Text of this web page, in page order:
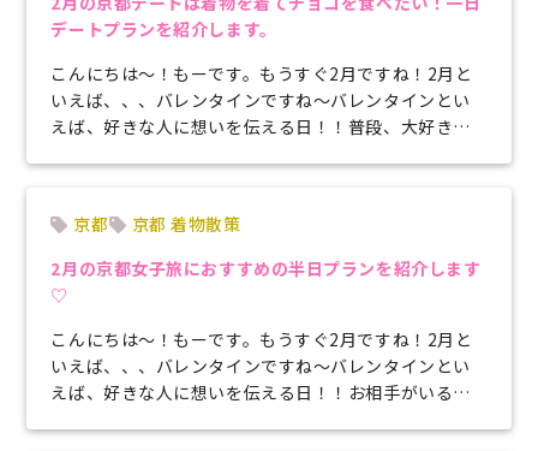
デートプランを紹介します。
こんにちは〜！もーです。もうすぐ2月ですね！2月と
いえば、、、バレンタインですね～バレンタインとい
えば、好きな人に想いを伝える日！！普段、大好きな
京都
京都 着物散策
2月の京都女子旅におすすめの半日プランを紹介します
♡
こんにちは〜！もーです。もうすぐ2月ですね！2月と
いえば、、、バレンタインですね～バレンタインとい
えば、好きな人に想いを伝える日！！お相手がいる方